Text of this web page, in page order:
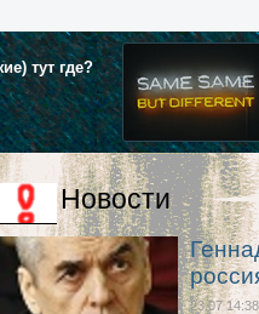
тут где?
Новости
23.07 14:38